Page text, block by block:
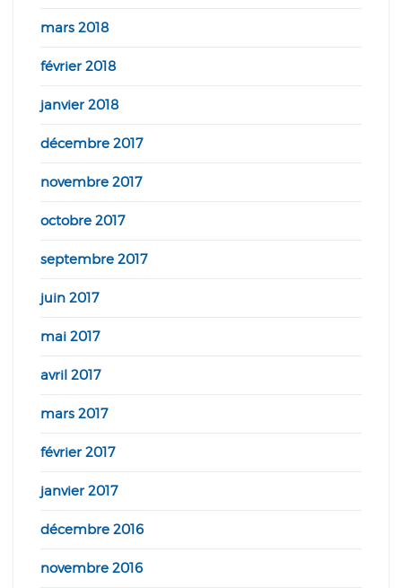
mars 2018
février 2018
janvier 2018
décembre 2017
novembre 2017
octobre 2017
septembre 2017
juin 2017
mai 2017
avril 2017
mars 2017
février 2017
janvier 2017
décembre 2016
novembre 2016